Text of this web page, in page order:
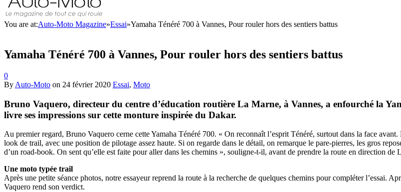
You are at:Auto-Moto Magazine»Essai»Yamaha Ténéré 700 à Vannes, Pour rouler hors des sentiers battus
Yamaha Ténéré 700 à Vannes, Pour rouler hors des sentiers battus
0
By Auto-Moto on 24 février 2020 Essai, Moto
Bruno Vaquero, directeur du centre d’éducation routière La Marne, à Vannes, a enfourché la
livre ses impressions sur cette monture inspirée du Dakar.
Au premier regard, Bruno Vaquero cerne cette Yamaha Ténéré 700. « On reconnaît l’esprit Ténéré, surtout dans la face
look de trail, avec une position de pilotage assez haute. Si on regarde dans le détail, on remarque le pare-pierres, les gros
d’un road-book. On sent qu’elle est faite pour aller dans les chemins », souligne-t-il, avant de prendre la route en direction de
Une moto typée trail
Après une petite séance photos, notre essayeur reprend la route à la recherche de quelques chemins pour compléter l’essai.
Vaquero rend son verdict.